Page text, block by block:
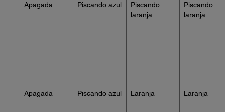
Apagada Piscando azul
Piscando
laranja
Piscando
laranja
Apagada Piscando azul Laranja Laranja